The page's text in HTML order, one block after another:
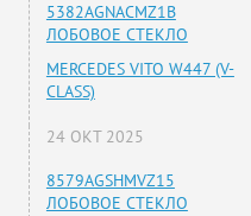
5382AGNACMZ1B
ЛОБОВОЕ СТЕКЛО
MERCEDES VITO W447 (V-
CLASS)
24 ОКТ 2025
8579AGSHMVZ15
ЛОБОВОЕ СТЕКЛО